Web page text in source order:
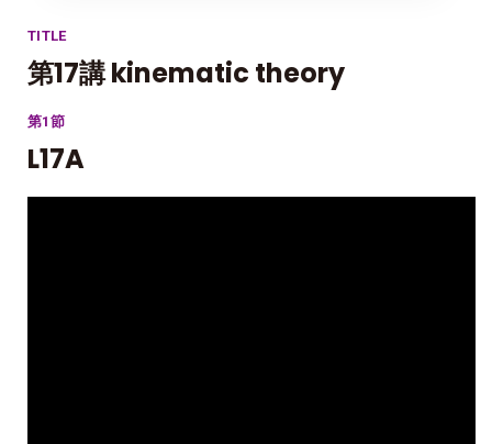
TITLE
第17講 kinematic theory
第1節
L17A